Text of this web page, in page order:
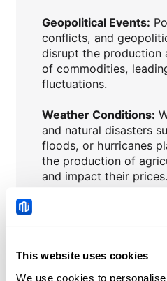
This website uses cookies
We use cookies to
Geopolitical Events:
conflicts, and
disrupt the production
of commodities,
fluctuations.
Weather Conditions:
and natural disasters
floods, or hurricanes
the production of
and impact their prices.